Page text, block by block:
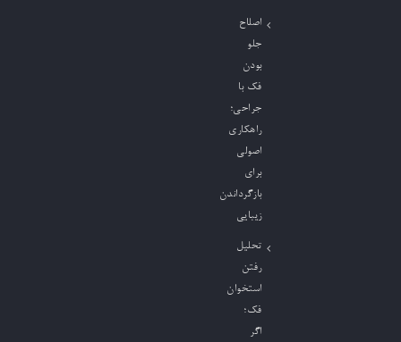
اصلاح
جلو
بودن
فک با
جراحی؛
راهکاری
اصولی
برای
بازگرداندن
زیبایی
تحلیل
رفتن
استخوان
فک؛
اگر